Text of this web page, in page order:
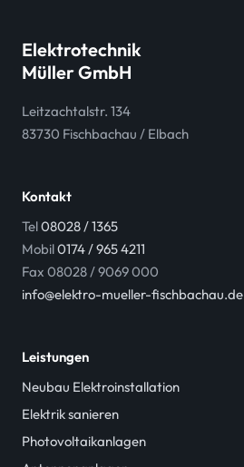
Elektrotechnik
Müller GmbH
Leitzachtalstr. 134
83730 Fischbachau / Elbach
Kontakt
Tel08028 / 1365
Mobil0174 / 965 4211
Fax 08028 / 9069 000
info@elektro-mueller-fischbachau.de
Leistungen
Neubau Elektroinstallation
Elektrik sanieren
Photovoltaikanlagen